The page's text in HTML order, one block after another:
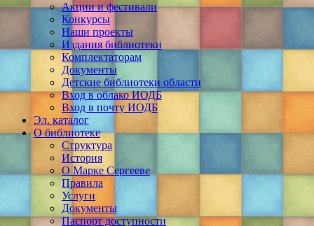
Акции и фестивали
Конкурсы
Наши проекты
Издания библиотеки
Комплектаторам
Документы
Детские библиотеки области
Вход в облако ИОДБ
Вход в почту ИОДБ
Эл. каталог
О библиотеке
Структура
История
О Марке Сергееве
Правила
Услуги
Документы
Паспорт доступности